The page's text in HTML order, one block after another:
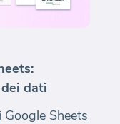
dati
Sheets